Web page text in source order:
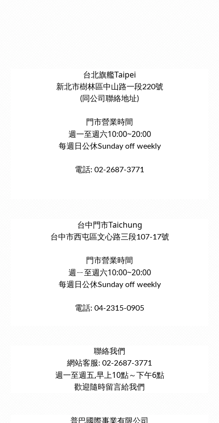
台北旗艦Taipei
新北市樹林區中山路一段220號
(同公司聯絡地址)
門市營業時間
週一至週六10:00~20:00
每週日公休Sunday off weekly
電話: 02-2687-3771
台中門市Taichung
台中市西屯區文心路三段107-17號
門市營業時間
週ㄧ至週六10:00~20:00
每週日公休Sunday off weekly
電話: 04-2315-0905
聯絡我們
網站客服: 02-2687-3771
週一至週五,早上10點～下午6點
歡迎隨時留言給我們
普巴國際事業有限公司